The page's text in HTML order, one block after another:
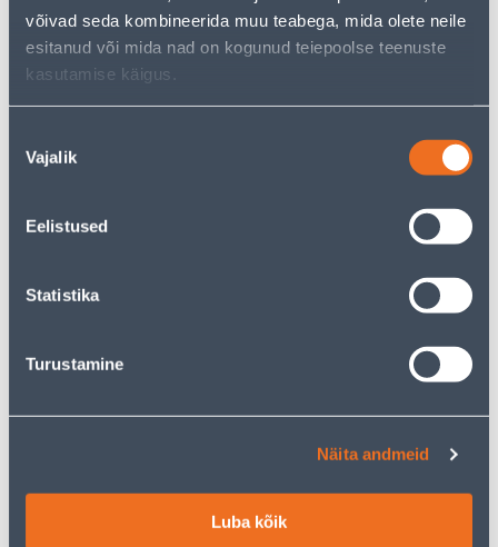
võivad seda kombineerida muu teabega, mida olete neile
esitanud või mida nad on kogunud teiepoolse teenuste
kasutamise käigus.
valik
Vajalik
Eelistused
Statistika
Turustamine
Näita andmeid
Luba kõik
LÜLITI 1-NE ELEKTRO-
KAMPAANIA
TERMOSTAAT HEBER HT-
PUUTETUNDLIK VALGE
PISTIKUPESA M-GA
LÜLITI 2-NE VEKSEL
SCHNEIDER-ELECTRIC
SEDNA DESIGN VALGE